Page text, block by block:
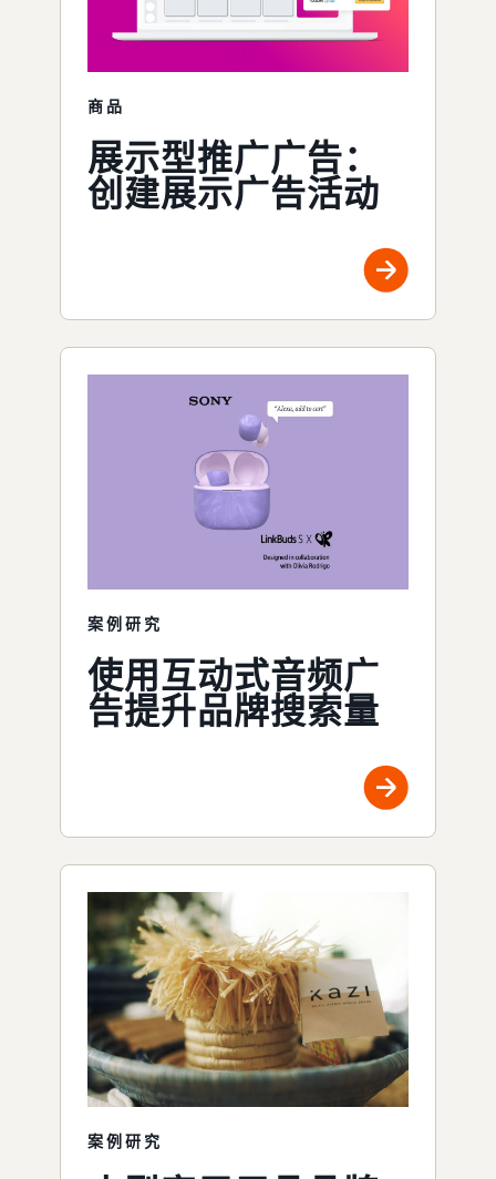
商品
展示型推广广告：
创建展示广告活动
案例研究
使用互动式音频广
告提升品牌搜索量
案例研究